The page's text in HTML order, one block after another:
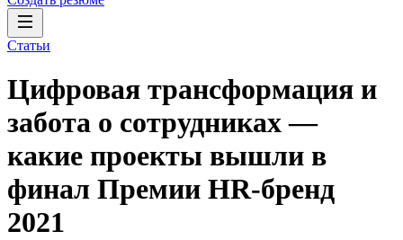
Статьи
Цифровая трансформация и
забота о сотрудниках —
какие проекты вышли в
финал Премии HR-бренд
2021